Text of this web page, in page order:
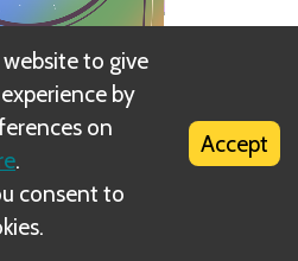
võtta vaid ühe
ega või võtta lisaks teisi
to give
by
on
.
consent to
Accept